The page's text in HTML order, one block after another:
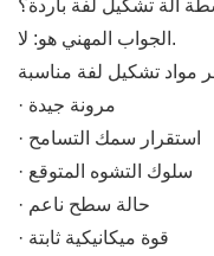
آلة تشكيل لفة باردة؟
الجواب المهني هو: لا.
· مرونة جيدة
· استقرار سمك التسامح
· سلوك التشوه المتوقع
· حالة سطح ناعم
· قوة ميكانيكية ثابتة